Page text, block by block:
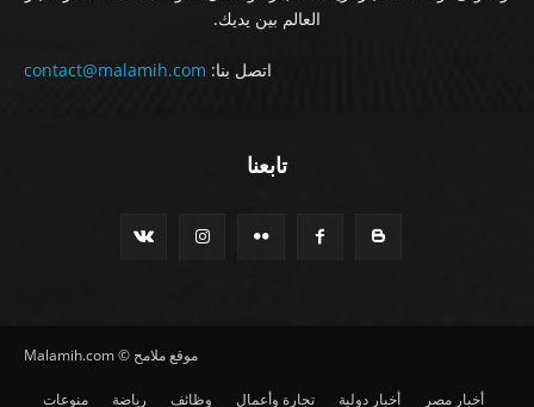
العالم بين يديك.
اتصل بنا: contact@malamih.com
تابعنا
موقع ملامح © Malamih.com
أخبار مصر أخبار دولية تجارة وأعمال وظائف رياضة منوعات